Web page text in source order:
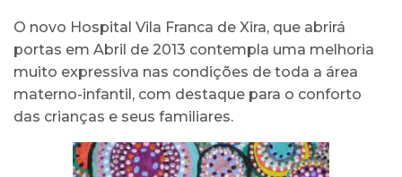
O novo Hospital Vila Franca de Xira, que abrirá
portas em Abril de 2013 contempla uma melhoria
muito expressiva nas condições de toda a área
materno-infantil, com destaque para o conforto
das crianças e seus familiares.